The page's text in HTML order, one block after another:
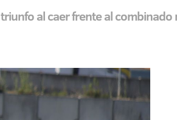
al caer frente al combinado